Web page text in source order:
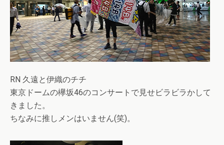
RN 久遠と伊織のチチ
東京ドームの欅坂46のコンサートで見せビラビラかして
きました。
ちなみに推しメンはいません(笑)。